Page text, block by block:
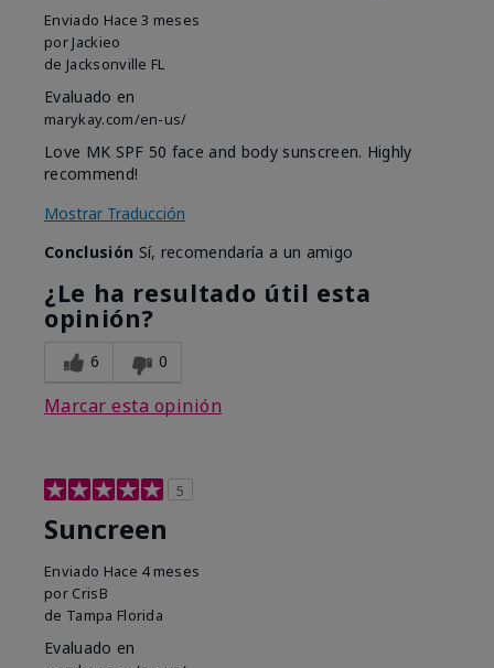
Enviado Hace 3 meses
por Jackieo
de Jacksonville FL
Evaluado en
marykay.com/en-us/
Love MK SPF 50 face and body sunscreen. Highly
recommend!
Mostrar Traducción
Conclusión Sí, recomendaría a un amigo
¿Le ha resultado útil esta
opinión?
6 0
Marcar esta opinión
5
Suncreen
Enviado Hace 4 meses
por CrisB
de Tampa Florida
Evaluado en